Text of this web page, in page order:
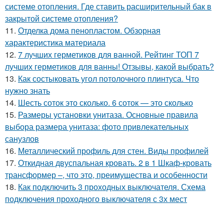
системе отопления. Где ставить расширительный бак в
закрытой системе отопления?
11. Отделка дома пенопластом. Обзорная
характеристика материала
12. 7 лучших герметиков для ванной. Рейтинг ТОП 7
лучших герметиков для ванны! Отзывы, какой выбрать?
13. Как состыковать угол потолочного плинтуса. Что
нужно знать
14. Шесть соток это сколько. 6 соток — это сколько
15. Размеры установки унитаза. Основные правила
выбора размера унитаза: фото привлекательных
санузлов
16. Металлический профиль для стен. Виды профилей
17. Откидная двуспальная кровать. 2 в 1 Шкаф-кровать
трансформер –, что это, преимущества и особенности
18. Как подключить 3 проходных выключателя. Схема
подключения проходного выключателя с 3х мест